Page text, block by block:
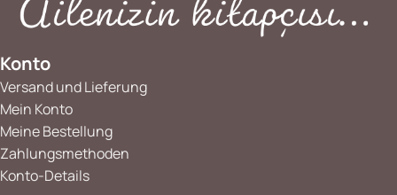
Konto
Versand und Lieferung
Mein Konto
Meine Bestellung
Zahlungsmethoden
Konto-Details